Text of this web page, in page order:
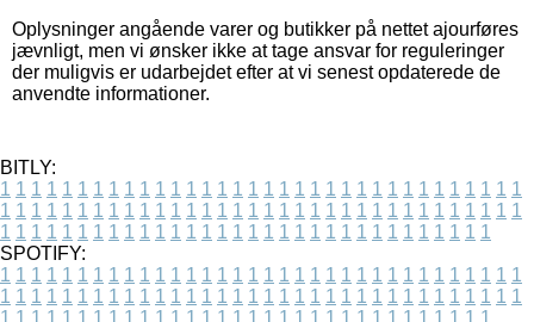
Oplysninger angående varer og butikker på nettet ajourføres
jævnligt, men vi ønsker ikke at tage ansvar for reguleringer
der muligvis er udarbejdet efter at vi senest opdaterede de
anvendte informationer.
BITLY:
1 1 1 1 1 1 1 1 1 1 1 1 1 1 1 1 1 1 1 1 1 1 1 1 1 1 1 1 1 1 1 1 1 1
1 1 1 1 1 1 1 1 1 1 1 1 1 1 1 1 1 1 1 1 1 1 1 1 1 1 1 1 1 1 1 1 1 1
1 1 1 1 1 1 1 1 1 1 1 1 1 1 1 1 1 1 1 1 1 1 1 1 1 1 1 1 1 1 1 1
SPOTIFY:
1 1 1 1 1 1 1 1 1 1 1 1 1 1 1 1 1 1 1 1 1 1 1 1 1 1 1 1 1 1 1 1 1 1
1 1 1 1 1 1 1 1 1 1 1 1 1 1 1 1 1 1 1 1 1 1 1 1 1 1 1 1 1 1 1 1 1 1
1 1 1 1 1 1 1 1 1 1 1 1 1 1 1 1 1 1 1 1 1 1 1 1 1 1 1 1 1 1 1 1